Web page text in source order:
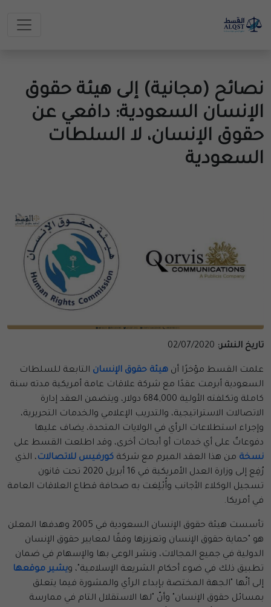
نصائح (مجانية) إلى هيئة حقوق
الإنسان السعودية: دافعي عن
حقوق الإنسان، لا السلطات
السعودية
تاريخ النشر:
علمت القسط مؤخرًا أن هيئة حقوق الإنسان التابعة للسلطات
السعودية أبرمت عقدًا مع شركة علاقات عامة أمريكية مدته سنة
كاملة وتكلفته الأولية 684,000 دولار، ويتضمن العقد إدارة
الاتصالات الاستراتيجية، والتدريب الإعلامي والخدمات التحريرية،
وإجراء استطلاعات الرأي في الولايات المتحدة، يضاف عليها
دفوعاتٌ على أي خدمات أو أبحاث أخرى، وقد اطلعت القسط على
نسخة من هذا العقد المبرم مع شركة كورفيس للاتصالات، الذي
رُفِع إلى وزارة العدل الأمريكية في 16 أبريل 2020 تحت قانون
تسجيل الوكلاء الأجانب وأُبْلِغت به صحافة قطاع العلاقات العامة
في أمريكا.
تأسست هيئة حقوق الإنسان السعودية في 2005 وهدفها المعلن
هو "حماية حقوق الإنسان وتعزيزها وفقًا لمعايير حقوق الإنسان
الدولية في جميع المجالات، ونشر الوعي بها والإسهام في ضمان
تطبيق ذلك في ضوء أحكام الشريعة الإسلامية"، ويشير موقعها
إلى أنّها "الجهة المختصة بإبداء الرأي والمشورة فيما يتعلق
بمسائل حقوق الإنسان" وأنّ "لها الاستقلال التام في ممارسة